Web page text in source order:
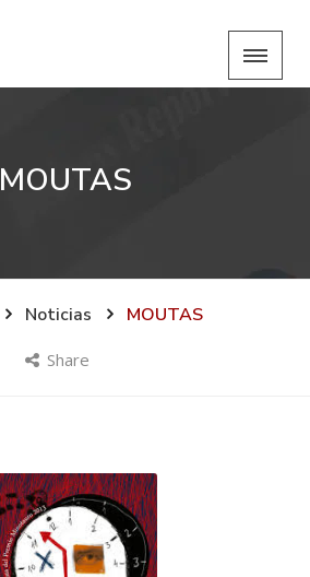
MOUTAS
Noticias MOUTAS
Share